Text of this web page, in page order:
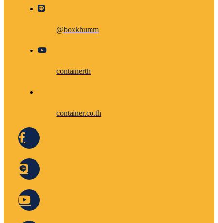
@boxkhumm
containerth
container.co.th